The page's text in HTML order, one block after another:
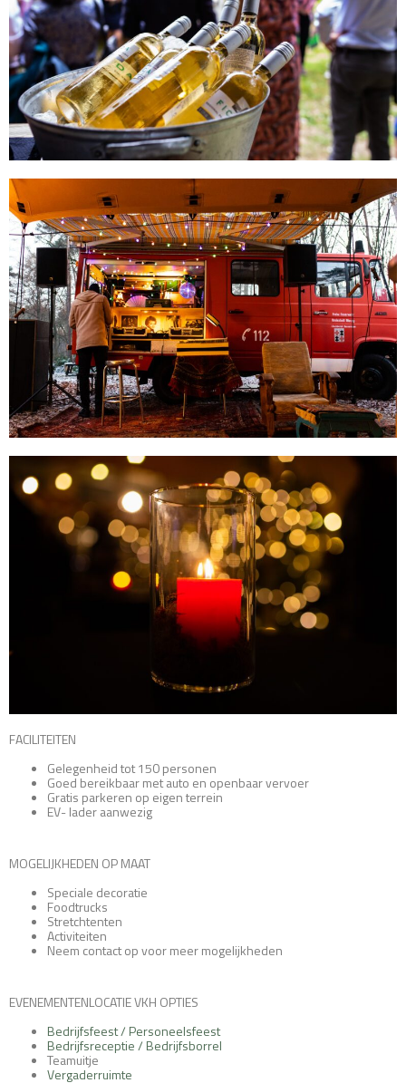
FACILITEITEN
Gelegenheid tot 150 personen
Goed bereikbaar met auto en openbaar vervoer
Gratis parkeren op eigen terrein
EV- lader aanwezig
MOGELIJKHEDEN OP MAAT
Speciale decoratie
Foodtrucks
Stretchtenten
Activiteiten
Neem contact op voor meer mogelijkheden
EVENEMENTENLOCATIE VKH OPTIES
Bedrijfsfeest / Personeelsfeest
Bedrijfsreceptie / Bedrijfsborrel
Teamuitje
Vergaderruimte